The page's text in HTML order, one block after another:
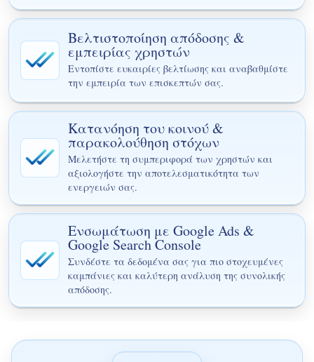
Βελτιστοποίηση απόδοσης &
εμπειρίας χρηστών
Εντοπίστε ευκαιρίες βελτίωσης και αναβαθμίστε
την εμπειρία των επισκεπτών σας.
Κατανόηση του κοινού &
παρακολούθηση στόχων
Μελετήστε τη συμπεριφορά των χρηστών και
αξιολογήστε την αποτελεσματικότητα των
ενεργειών σας.
Ενσωμάτωση με Google Ads &
Google Search Console
Συνδέστε τα δεδομένα σας για πιο στοχευμένες
καμπάνιες και καλύτερη ανάλυση της συνολικής
απόδοσης.